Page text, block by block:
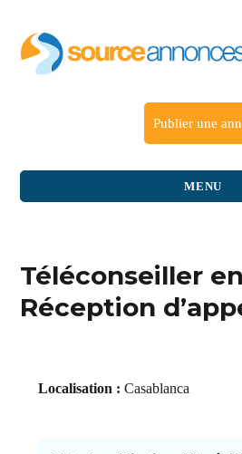
Publier une
MENU
Téléconseiller en
Réception
Localisation : Casablanca